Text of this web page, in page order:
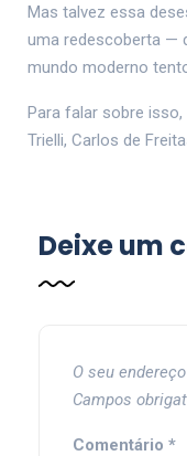
Mas talvez essa
uma redescoberta —
mundo moderno
Para falar sobre isso,
Trielli, Carlos de
Deixe um
O seu
Campos
Comentário *